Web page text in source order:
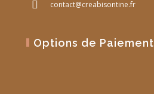
contact@creabisontine.fr
Options de Paiement